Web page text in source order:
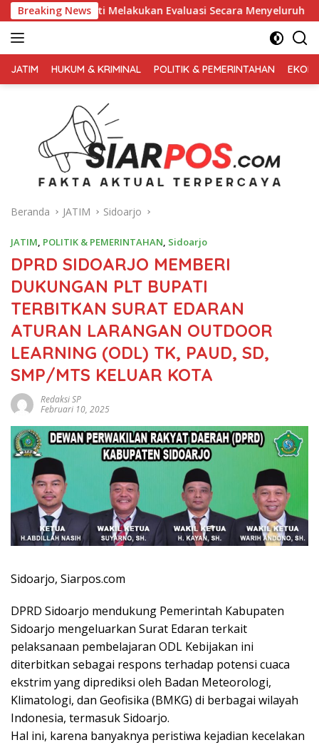
Langsung
ke
konten
Breaking News
Evaluasi Secara Menyeluruh Kembali Pimpin 0PS
TERPERCAYA
JATIM HUKUM & KRIMINAL POLITIK & PEMERINTAHAN
Beranda JATIM Sidoarjo
JATIM, POLITIK & PEMERINTAHAN, Sidoarjo
DPRD SIDOARJO MEMBERI
DUKUNGAN PLT BUPATI
TERBITKAN SURAT EDARAN
ATURAN LARANGAN OUTDOOR
LEARNING (ODL) TK, PAUD, SD,
SMP/MTS KELUAR KOTA
Redaksi SP
Februari 10, 2025
Sidoarjo, Siarpos.com
DPRD Sidoarjo mendukung Pemerintah Kabupaten
Sidoarjo mengeluarkan Surat Edaran terkait
pelaksanaan pembelajaran ODL Kebijakan ini
diterbitkan sebagai respons terhadap potensi cuaca
ekstrim yang diprediksi oleh Badan Meteorologi,
Klimatologi, dan Geofisika (BMKG) di berbagai wilayah
Indonesia, termasuk Sidoarjo.
Hal ini, karena banyaknya peristiwa kejadian kecelakan